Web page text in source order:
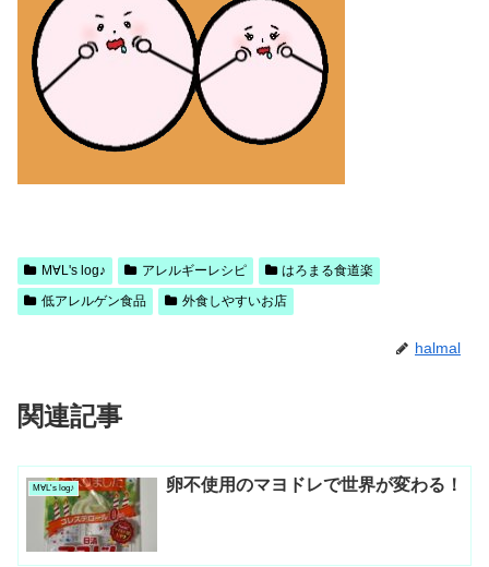
M∀L's log♪ アレルギーレシピ
はろまる食道楽
低アレルゲン食品
外食しやすいお店
halmal
関連記事
M∀L's log♪ 卵不使用のマヨドレで世界が変わる！